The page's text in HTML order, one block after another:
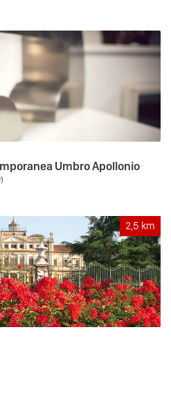
Umbro Apollonio
2,5 km